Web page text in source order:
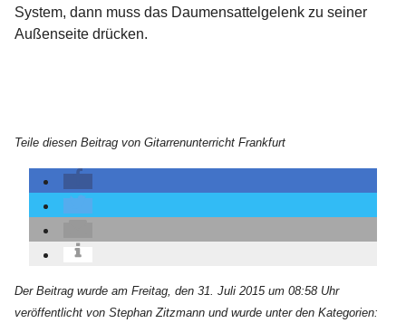
System, dann muss das Daumensattelgelenk zu seiner
Außenseite drücken.
Teile diesen Beitrag von Gitarrenunterricht Frankfurt
Der Beitrag wurde am Freitag, den 31. Juli 2015 um 08:58 Uhr
veröffentlicht von Stephan Zitzmann und wurde unter den Kategorien: